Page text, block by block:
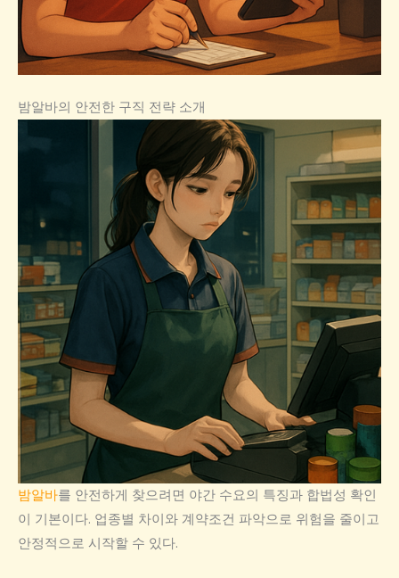
밤알바의 안전한 구직 전략 소개
밤알바를 안전하게 찾으려면 야간 수요의 특징과 합법성 확인
이 기본이다. 업종별 차이와 계약조건 파악으로 위험을 줄이고
안정적으로 시작할 수 있다.